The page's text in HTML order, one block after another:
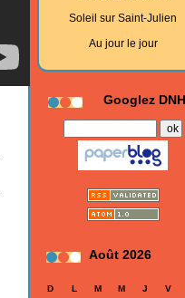
Soleil sur Saint-Julien
Au jour le jour
Googlez DNH
Août 2026
D L M M J V